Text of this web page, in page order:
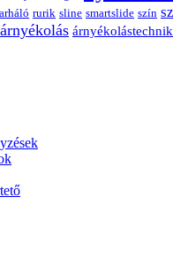
rurik sline smartslide szín
árnyékolás